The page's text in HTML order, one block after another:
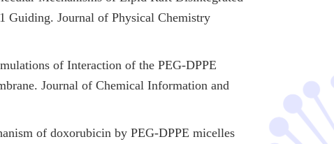
Guiding. Journal of Physical Chemistry
of Interaction of the PEG-DPPE
Journal of Chemical Information and
of doxorubicin by PEG-DPPE micelles